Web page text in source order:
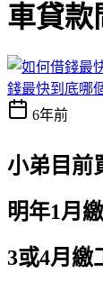
車貸款
錢最快到底哪
6年前
小弟目前
明年1月
3或4月繳